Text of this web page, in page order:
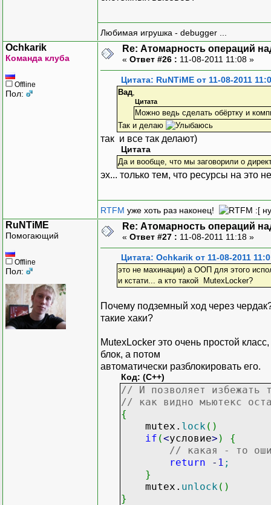
Любимая игрушка - debugger ...
Ochkarik
Команда клуба
Offline
Пол:
Re: Атомарность операций
« Ответ #26 : 11-08-2011 11:08 »
Цитата: RuNTiME от 11-08-2011
Вад,
Цитата
Можно ведь сделать обёртку и
Так и делаю
так и все так делают)
Цитата
Да и вообще, что мы заговорили о
эх... только тем, что ресурсы на это
RTFM уже хоть раз наконец! :[
RuNTiME
Помогающий
Offline
Пол:
Re: Атомарность операций
« Ответ #27 : 11-08-2011 11:18 »
Цитата: Ochkarik от 11-08-2011
это не махинации) а ООП для этого
и кстати... а кто такой MutexLocker?
Почему подземный ход через
такие хаки?
MutexLocker это очень простой
блок, а потом
автоматически разблокировать его.
Код: (C++)
// И позволяет избежать
// как видно мьютекс
{
mutex. lock ( )
if (<условие> )
{
// какая - то
return
- 1 ;
}
mutex. unlock ( )
}